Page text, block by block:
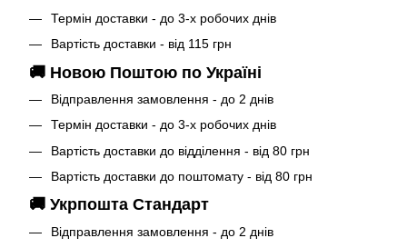
Термін доставки - до 3-х робочих днів
Вартість доставки - від 115 грн
🚚 Новою Поштою по Україні
Відправлення замовлення - до 2 днів
Термін доставки - до 3-х робочих днів
Вартість доставки до відділення - від 80 грн
Вартість доставки до поштомату - від 80 грн
🚚 Укрпошта Стандарт
Відправлення замовлення - до 2 днів